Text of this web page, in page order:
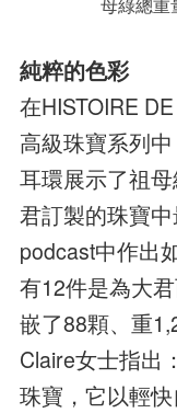
純粹的色彩
在HISTOIRE
高級珠寶系列
耳環展示了祖
君訂製的珠寶
podcast中作出
有12件是為大
嵌了88顆、重
Claire女士指出
珠寶，它以輕